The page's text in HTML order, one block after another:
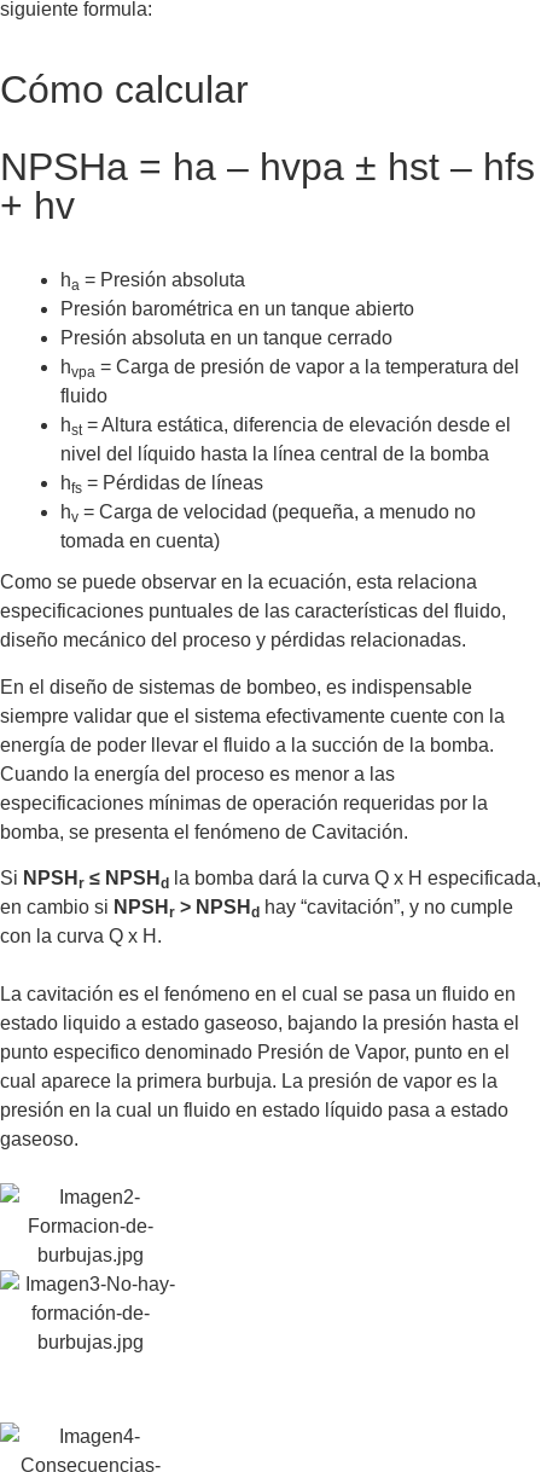
siguiente formula:
Cómo calcular
NPSHa = ha – hvpa ± hst – hfs
+ hv
ha = Presión absoluta
Presión barométrica en un tanque abierto
Presión absoluta en un tanque cerrado
hvpa = Carga de presión de vapor a la temperatura del
fluido
hst = Altura estática, diferencia de elevación desde el
nivel del líquido hasta la línea central de la bomba
hfs = Pérdidas de líneas
hv = Carga de velocidad (pequeña, a menudo no
tomada en cuenta)
Como se puede observar en la ecuación, esta relaciona
especificaciones puntuales de las características del fluido,
diseño mecánico del proceso y pérdidas relacionadas.
En el diseño de sistemas de bombeo, es indispensable
siempre validar que el sistema efectivamente cuente con la
energía de poder llevar el fluido a la succión de la bomba.
Cuando la energía del proceso es menor a las
especificaciones mínimas de operación requeridas por la
bomba, se presenta el fenómeno de Cavitación.
Si NPSH r ≤ NPSH d
la bomba dará la curva Q x H especificada,
en cambio si NPSH r > NPSH d hay “cavitación”, y no cumple
con la curva Q x H.
La cavitación es el fenómeno en el cual se pasa un fluido en
estado liquido a estado gaseoso, bajando la presión hasta el
punto especifico denominado Presión de Vapor, punto en el
cual aparece la primera burbuja. La presión de vapor es la
presión en la cual un fluido en estado líquido pasa a estado
gaseoso.